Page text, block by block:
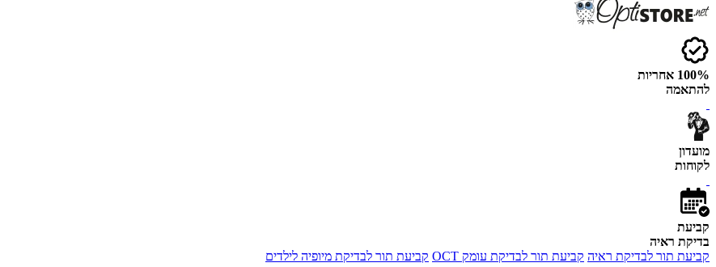
100% אחריות
להתאמה
מועדון
לקוחות
קביעת
בדיקת ראיה
קביעת תור לבדיקת ראיה קביעת תור לבדיקת עומק OCT קביעת תור לבדיקת מיופיה לילדים